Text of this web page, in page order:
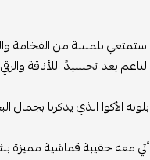
استمتعي بلمسة من الفخامة
الناعم يعد تجسيدًا للأناقة
بلونه الأكوا الذي يذكرنا
أتي معه حقيبة قماشية مميزة